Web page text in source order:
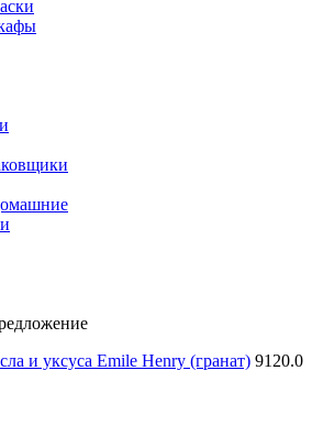
и уксуса Emile Henry (гранат) 9120.0